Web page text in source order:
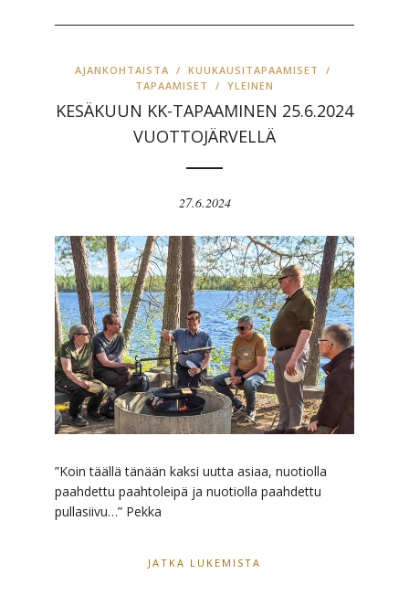
AJANKOHTAISTA / KUUKAUSITAPAAMISET
/
TAPAAMISET
/ YLEINEN
KESÄKUUN KK-TAPAAMINEN 25.6.2024
VUOTTOJÄRVELLÄ
27.6.2024
”Koin täällä tänään kaksi uutta asiaa, nuotiolla
paahdettu paahtoleipä ja nuotiolla paahdettu
pullasiivu…” Pekka
JATKA LUKEMISTA